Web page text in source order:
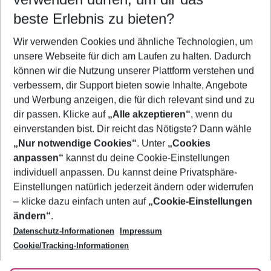
5-8 Nächte
2 Erwachsene Keine Kinder
Mehr Filter anzeigen
Footer
Footer navigation
Über uns
AGB
Bestpreisgarantie
Cookie-Einstellungen ändern
Cookie-Richtlinie
Agenturbetreuung
Barrierefreies Reisen
Folge uns
beste Erlebnis zu bieten?
Wir verwenden Cookies und ähnliche Technologien, um
unsere Webseite für dich am Laufen zu halten. Dadurch
können wir die Nutzung unserer Plattform verstehen und
verbessern, dir Support bieten sowie Inhalte, Angebote
und Werbung anzeigen, die für dich relevant sind und zu
dir passen. Klicke auf „Alle akzeptieren“, wenn du
einverstanden bist. Dir reicht das Nötigste? Dann wähle
„Nur notwendige Cookies“. Unter „Cookies
anpassen“ kannst du deine Cookie-Einstellungen
individuell anpassen. Du kannst deine Privatsphäre-
Einstellungen natürlich jederzeit ändern oder widerrufen
– klicke dazu einfach unten auf „Cookie-Einstellungen
ändern“.
Datenschutz-Informationen
Impressum
Cookie/Tracking-Informationen